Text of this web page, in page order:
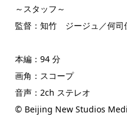
～スタッフ～
監督：知竹 ジージュ／何
本編：94 分
画角：スコープ
音声：2ch ステレオ
© Beijing New Studios